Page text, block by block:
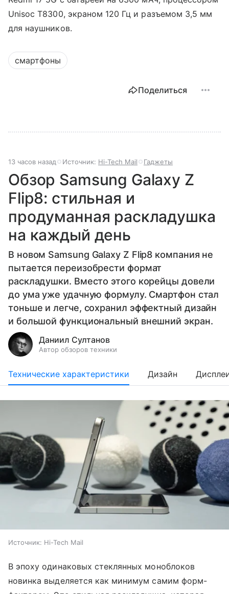
Unisoc T8300, экраном 120 Гц и разъемом 3,5 мм
для наушников.
смартфоны
Поделиться
13 часов назад Источник: Hi-Tech Mail Гаджеты
Обзор Samsung Galaxy Z
Flip8: стильная и
продуманная раскладушка
на каждый день
В новом Samsung Galaxy Z Flip8 компания не
пытается переизобрести формат
раскладушки. Вместо этого корейцы довели
до ума уже удачную формулу. Смартфон стал
тоньше и легче, сохранил эффектный дизайн
и большой функциональный внешний экран.
Даниил Султанов
Автор обзоров техники
Технические характеристики Дизайн
Источник: Hi-Tech Mail
В эпоху одинаковых стеклянных моноблоков
новинка выделяется как минимум самим форм-